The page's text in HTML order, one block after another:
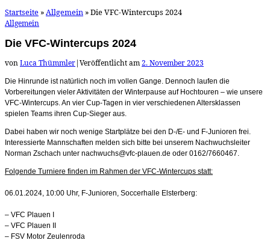
Startseite »Allgemein »Die VFC-Wintercups 2024
Allgemein
Die VFC-Wintercups 2024
vonLuca Thümmler|Veröffentlicht am2. November 2023
Die Hinrunde ist natürlich noch im vollen Gange. Dennoch laufen die
Vorbereitungen vieler Aktivitäten der Winterpause auf Hochtouren – wie unsere
VFC-Wintercups. An vier Cup-Tagen in vier verschiedenen Altersklassen
spielen Teams ihren Cup-Sieger aus.
Dabei haben wir noch wenige Startplätze bei den D-/E- und F-Junioren frei.
Interessierte Mannschaften melden sich bitte bei unserem Nachwuchsleiter
Norman Zschach unter nachwuchs@vfc-plauen.de oder 0162/7660467.
Folgende Turniere finden im Rahmen der VFC-Wintercups statt:
06.01.2024, 10:00 Uhr, F-Junioren, Soccerhalle Elsterberg:
– VFC Plauen I
– VFC Plauen II
– FSV Motor Zeulenroda